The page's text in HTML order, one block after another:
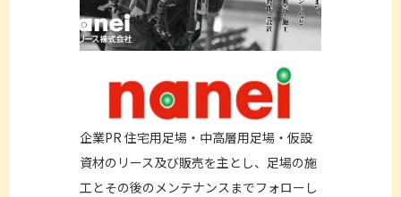
企業PR 住宅用足場・中高層用足場・仮設
資材のリース及び販売を主とし、足場の施
工とその後のメンテナンスまでフォローし